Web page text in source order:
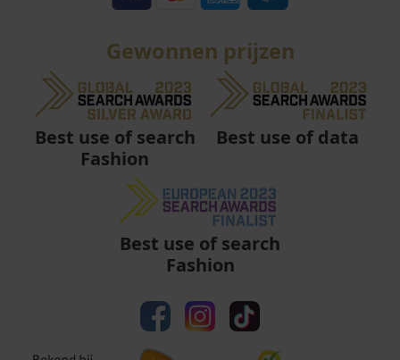
Gewonnen prijzen
Best use of search
Fashion
Best use of data
Best use of search
Fashion